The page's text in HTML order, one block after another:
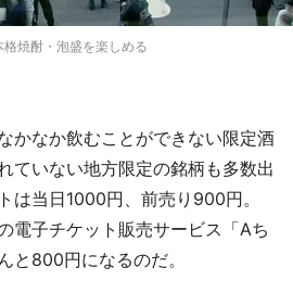
格焼酎・泡盛を楽しめる
かなか飲むことができない限定酒
ていない地方限定の銘柄も多数出
は当日1000円、前売り900円。
電子チケット販売サービス「Aち
と800円になるのだ。